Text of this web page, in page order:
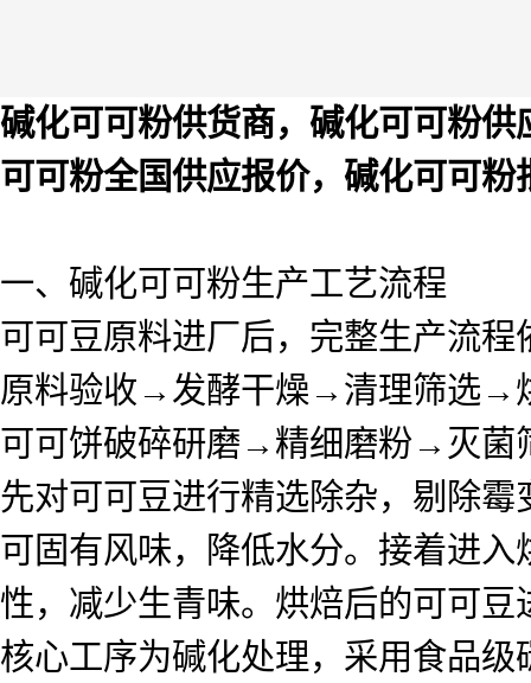
碱化可可粉供货商，碱化可可粉
可可粉全国供应报价，碱化可可粉
一、碱化可可粉生产工艺流程
可可豆原料进厂后，完整生产流程
原料验收→发酵干燥→清理筛选→
可可饼破碎研磨→精细磨粉→灭
先对可可豆进行精选除杂，剔除
可固有风味，降低水分。接着进
性，减少生青味。烘焙后的可可
核心工序为碱化处理，采用食品